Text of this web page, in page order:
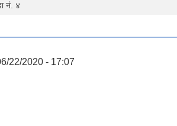
नं. ४
22/2020 - 17:07